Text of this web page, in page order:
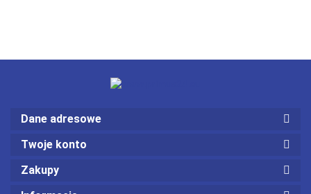
Dane adresowe
Twoje konto
Zakupy